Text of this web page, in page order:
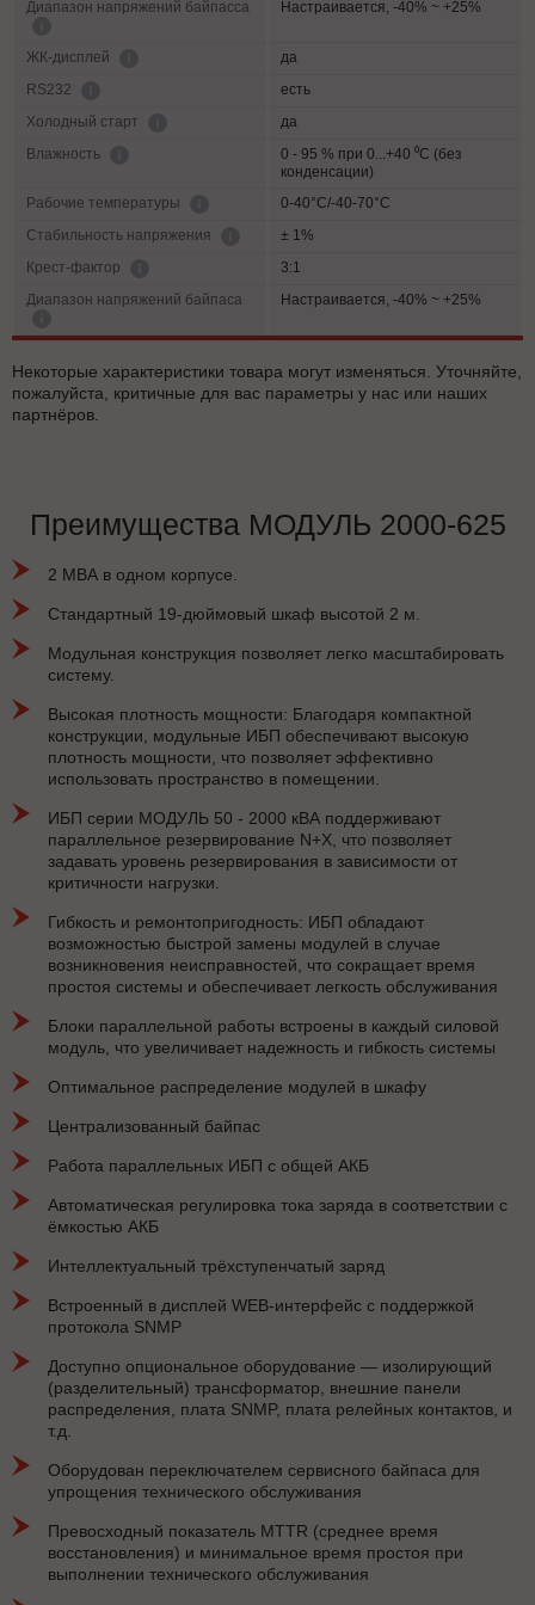
Диапазон напряжений байпасса Настраивается, -40% ~ +25%
ЖК-дисплей
да
RS232
есть
Холодный старт
да
Влажность
0 - 95 % при 0...+40 ⁰С (без
конденсации)
Рабочие температуры
0-40°C/-40-70°C
Cтабильность напряжения
± 1%
Крест-фактор
3:1
Диапазон напряжений байпаса
Настраивается, -40% ~ +25%
Некоторые характеристики товара могут изменяться. Уточняйте,
пожалуйста, критичные для вас параметры у нас или наших
партнёров.
Преимущества МОДУЛЬ 2000-625
2 МВА в одном корпусе.
Стандартный 19-дюймовый шкаф высотой 2 м.
Модульная конструкция позволяет легко масштабировать
систему.
Высокая плотность мощности: Благодаря компактной
конструкции, модульные ИБП обеспечивают высокую
плотность мощности, что позволяет эффективно
использовать пространство в помещении.
ИБП серии МОДУЛЬ 50 - 2000 кВА поддерживают
параллельное резервирование N+X, что позволяет
задавать уровень резервирования в зависимости от
критичности нагрузки.
Гибкость и ремонтопригодность: ИБП обладают
возможностью быстрой замены модулей в случае
возникновения неисправностей, что сокращает время
простоя системы и обеспечивает легкость обслуживания
Блоки параллельной работы встроены в каждый силовой
модуль, что увеличивает надежность и гибкость системы
Оптимальное распределение модулей в шкафу
Централизованный байпас
Работа параллельных ИБП с общей АКБ
Автоматическая регулировка тока заряда в соответствии с
ёмкостью АКБ
Интеллектуальный трёхступенчатый заряд
Встроенный в дисплей WEB-интерфейс с поддержкой
протокола SNMP
Доступно опциональное оборудование — изолирующий
(разделительный) трансформатор, внешние панели
распределения, плата SNMP, плата релейных контактов, и
т.д.
Оборудован переключателем сервисного байпаса для
упрощения технического обслуживания
Превосходный показатель MTTR (среднее время
восстановления) и минимальное время простоя при
выполнении технического обслуживания